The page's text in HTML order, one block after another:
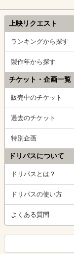
上映リクエスト
ランキングから探す
製作年から探す
チケット・企画一覧
販売中のチケット
過去のチケット
特別企画
ドリパスについて
ドリパスとは？
ドリパスの使い方
よくある質問